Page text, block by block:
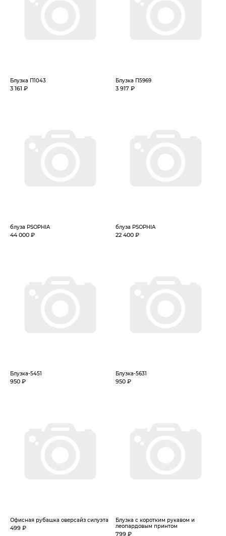
Блузка П1043
3 161 ₽
Блузка П5969
3 917 ₽
блуза PSOPHIA
44 000 ₽
блуза PSOPHIA
22 400 ₽
Блузка-5451
950 ₽
Блузка-5631
950 ₽
Офисная рубашка оверсайз силуэта
499 ₽
Блузка с коротким рукавом и
леопардовым принтом
799 ₽